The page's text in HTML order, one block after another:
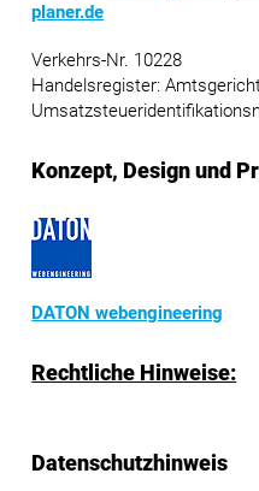
planer.de
Verkehrs-Nr. 10228
Handelsregister:
Konzept, Design und
DATON webengineering
Rechtliche Hinweise:
Datenschutzhinweis